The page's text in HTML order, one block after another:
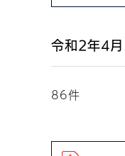
令和2年4
86件